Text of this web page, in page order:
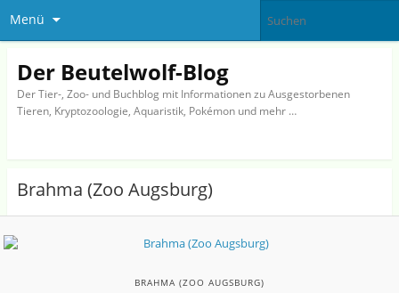
Menü
Der Beutelwolf-Blog
Der Tier-, Zoo- und Buchblog mit Informationen zu Ausgestorbenen
Tieren, Kryptozoologie, Aquaristik, Pokémon und mehr …
Brahma (Zoo Augsburg)
BRAHMA (ZOO AUGSBURG)